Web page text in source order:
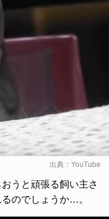
出典： YouTube
うと頑張る飼い主さ
のでしょうか…。